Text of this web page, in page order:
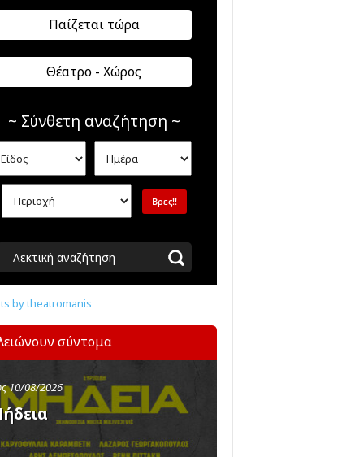
Παίζεται τώρα
Θέατρο - Χώρος
~ Σύνθετη αναζήτηση ~
Λεκτική αναζήτηση
by theatromanis
σύντομα
10/08/2026